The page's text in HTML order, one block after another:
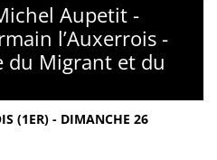
Aupetit -
l’Auxerrois -
du Migrant et du
(1ER) - DIMANCHE 26